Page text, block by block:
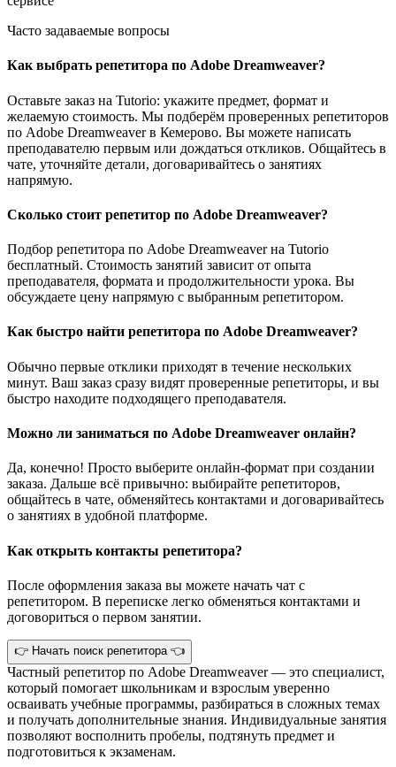
Часто задаваемые вопросы
Как выбрать репетитора по Adobe Dreamweaver?
Оставьте заказ на Tutorio: укажите предмет, формат и
желаемую стоимость. Мы подберём проверенных репетиторов
по Adobe Dreamweaver в Кемерово. Вы можете написать
преподавателю первым или дождаться откликов. Общайтесь в
чате, уточняйте детали, договаривайтесь о занятиях
напрямую.
Сколько стоит репетитор по Adobe Dreamweaver?
Подбор репетитора по Adobe Dreamweaver на Tutorio
бесплатный. Стоимость занятий зависит от опыта
преподавателя, формата и продолжительности урока. Вы
обсуждаете цену напрямую с выбранным репетитором.
Как быстро найти репетитора по Adobe Dreamweaver?
Обычно первые отклики приходят в течение нескольких
минут. Ваш заказ сразу видят проверенные репетиторы, и вы
быстро находите подходящего преподавателя.
Можно ли заниматься по Adobe Dreamweaver онлайн?
Да, конечно! Просто выберите онлайн-формат при создании
заказа. Дальше всё привычно: выбирайте репетиторов,
общайтесь в чате, обменяйтесь контактами и договаривайтесь
о занятиях в удобной платформе.
Как открыть контакты репетитора?
После оформления заказа вы можете начать чат с
репетитором. В переписке легко обменяться контактами и
договориться о первом занятии.
👉 Начать поиск репетитора 👈
Частный репетитор по Adobe Dreamweaver — это специалист,
который помогает школьникам и взрослым уверенно
осваивать учебные программы, разбираться в сложных темах
и получать дополнительные знания. Индивидуальные занятия
позволяют восполнить пробелы, подтянуть предмет и
подготовиться к экзаменам.